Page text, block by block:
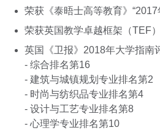
荣获《泰晤士高等教育》“2017
荣获英国教学卓越框架（TEF
英国《卫报》2018年大学指南
- 综合排名第16
- 建筑与城镇规划专业排名第2
- 时尚与纺织品专业排名第4
- 设计与工艺专业排名第8
- 心理学专业排名第10